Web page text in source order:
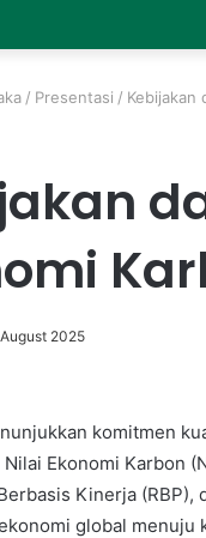
/ Presentasi / Kebijakan
2025
komitmen
Ekonomi Karbon
Kinerja
global menuju